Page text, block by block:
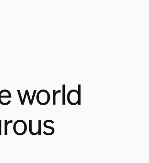
world